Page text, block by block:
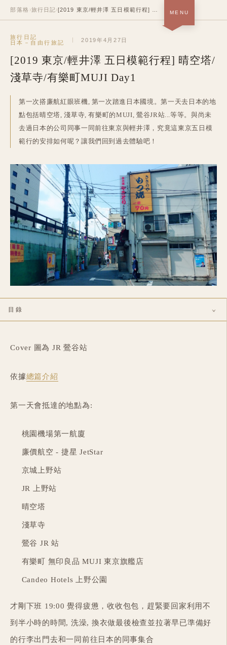
MENU
首頁 · 關於＋作品
部落格 NOW
履歷
部落格 ›旅行日記›
旅行日記
日本－自由行旅記
2019年4月27日
[2019 東京/輕井澤 五日模範行程] 晴空塔/
淺草寺/有樂町MUJI Day1
第一次搭廉航紅眼班機, 第一次踏進日本國境。第一天去日本的地
點包括晴空塔, 淺草寺, 有樂町的MUJI, 鶯谷JR站...等等。與尚未
去過日本的公司同事一同前往東京與輕井澤，究竟這東京五日模
範行的安排如何呢？讓我們回到過去體驗吧！
目錄
搭乘廉航: 捷星
晴空塔
JR 鶯谷站 - Candeo Hotels 上野公園
Cover 圖為 JR 鶯谷站
依據總篇介紹
第一天會抵達的地點為:
桃園機場第一航廈
廉價航空 - 捷星 JetStar
京城上野站
JR 上野站
晴空塔
淺草寺
鶯谷 JR 站
有樂町 無印良品 MUJI 東京旗艦店
Candeo Hotels 上野公園
才剛下班 19:00 覺得疲憊，收收包包，趕緊要回家利用不
到半小時的時間, 洗澡, 換衣做最後檢查並拉著早已準備好
的行李出門去和一同前往日本的同事集合